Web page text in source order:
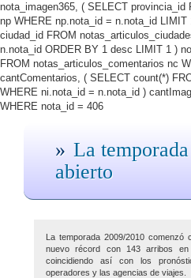
nota_imagen365, ( SELECT
np WHERE np.nota_id = n.nota_id
ciudad_id FROM
n.nota_id ORDER BY 1 desc LIMIT 1 )
FROM notas_articulos_comentarios nc
cantComentarios, ( SELECT count(*)
WHERE ni.nota_id = n.nota_id )
WHERE nota_id = 406
La
abierto
La temporada 2009/2010
nuevo récord con 143 arribos en
coincidiendo así con los
operadores y las agencias de viajes.